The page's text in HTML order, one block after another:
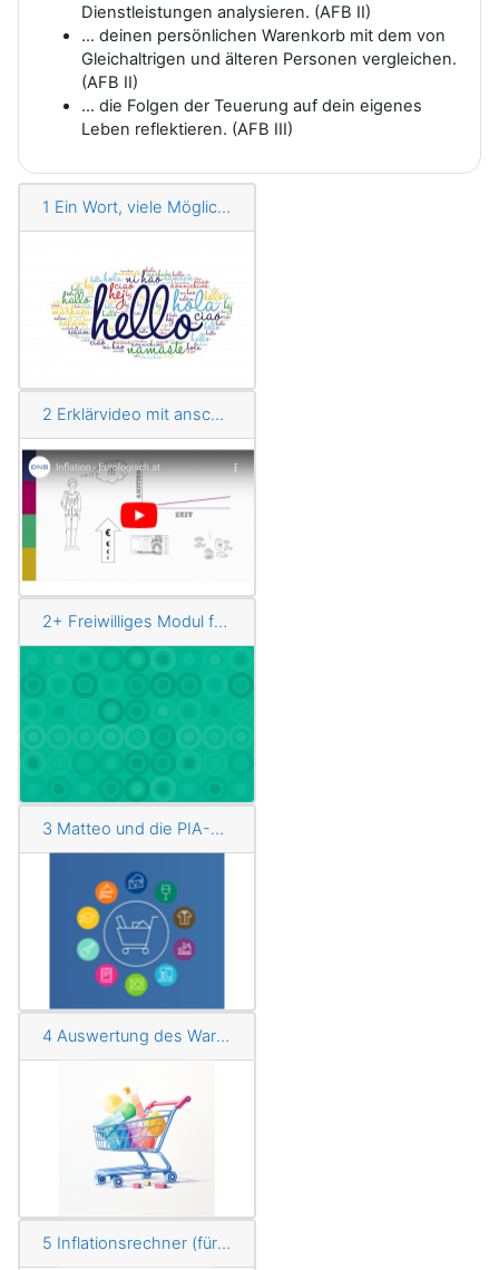
Dienstleistungen analysieren. (AFB II)
… deinen persönlichen Warenkorb mit dem von
Gleichaltrigen und älteren Personen vergleichen.
(AFB II)
… die Folgen der Teuerung auf dein eigenes
Leben reflektieren. (AFB III)
1 Ein Wort, viele Möglichkeiten
2 Erklärvideo mit anschließendem Lückentext
2+ Freiwilliges Modul für Schnelle und Interessierte: Inflationsberechnung mit einfachem digitalen Tool
3 Matteo und die PIA-App der OeNB
4 Auswertung des Warenkorbs
5 Inflationsrechner (für die Schnellen)